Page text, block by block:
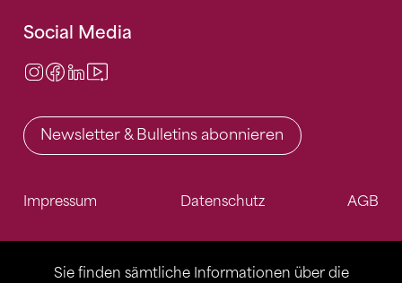
Sie finden sämtliche Informationen über die
Social Media
Instagram
Facebook
LinkedIn
Newsletter & Bulletins abonnieren
Impressum Datenschutz AGB